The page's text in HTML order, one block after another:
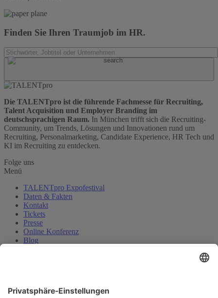
Finden Sie Ihren Traumjob im HR.
Die TALENTpro ist die führende Fachmesse für Recruiting,
Talent Acquisition und Employer Branding im
deutschsprachigen Raum. In München trifft sich die Recruiting-
Community, um Trends, Lösungen und Innovationen rund um
Recruiting, Personalmarketing, Candidate Experience, HR Tech und
KI im Recruiting zu entdecken.
Folge uns
Menü
TALENTpro Expofestival
Daten & Fakten
Kontakt
Tickets
Presse
Online Konferenz
Blog